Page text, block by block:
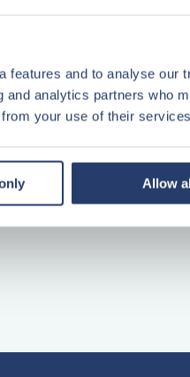
features and to analyse our
analytics partners who
your use of their
Allow